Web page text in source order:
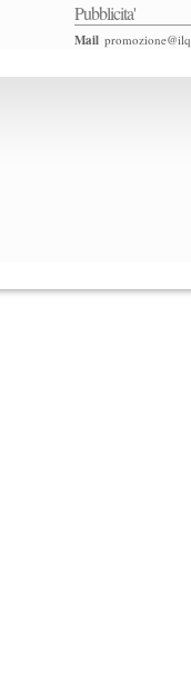
Pubblicita'
Mail